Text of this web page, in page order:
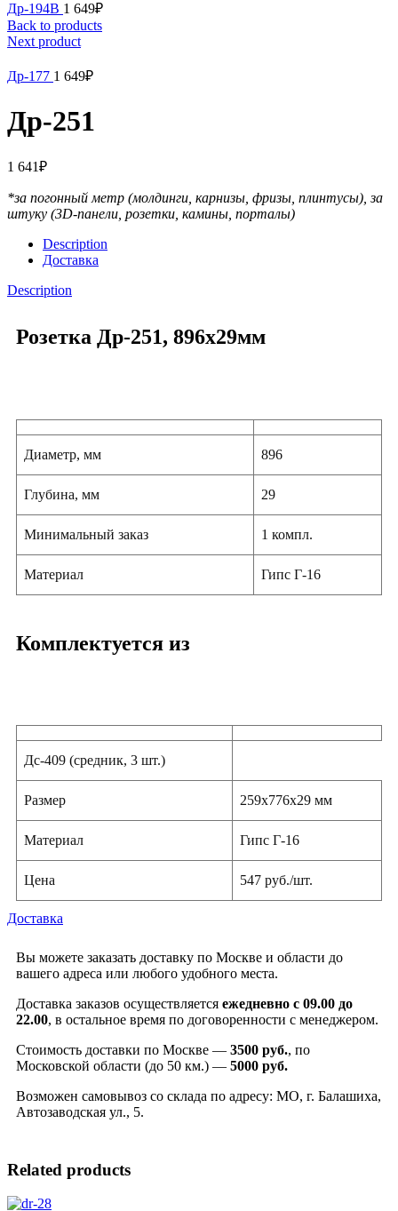
Др-194В 1 649₽
Back to products
Next product
Др-177 1 649₽
Др-251
1 641₽
*за погонный метр (молдинги, карнизы, фризы, плинтусы), за
штуку (3D-панели, розетки, камины, порталы)
Description
Доставка
Description
Розетка Др-251, 896х29мм
Диаметр, мм 896
Глубина, мм 29
Минимальный заказ 1 компл.
Материал Гипс Г-16
Комплектуется из
Дс-409 (средник, 3 шт.)
Размер 259х776х29 мм
Материал Гипс Г-16
Цена 547 руб./шт.
Доставка
Вы можете заказать доставку по Москве и области до
вашего адреса или любого удобного места.
Доставка заказов осуществляется ежедневно с 09.00 до
22.00, в остальное время по договоренности с менеджером.
Стоимость доставки по Москве — 3500 руб., по
Московской области (до 50 км.) — 5000 руб.
Возможен самовывоз со склада по адресу: МО, г. Балашиха,
Автозаводская ул., 5.
Related products